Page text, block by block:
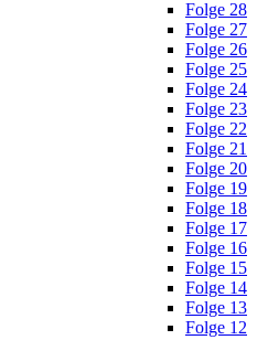
Folge 28
Folge 27
Folge 26
Folge 25
Folge 24
Folge 23
Folge 22
Folge 21
Folge 20
Folge 19
Folge 18
Folge 17
Folge 16
Folge 15
Folge 14
Folge 13
Folge 12